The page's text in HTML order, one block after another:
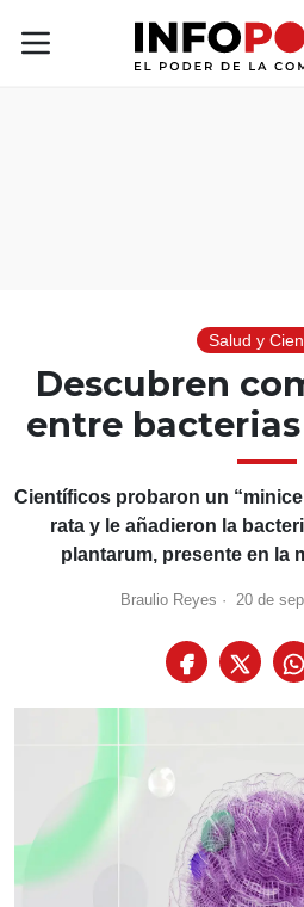
Salud y
Descubren
entre
Científicos probaron un
rata y le añadieron la
plantarum, presente en la
Braulio Reyes · 20 de